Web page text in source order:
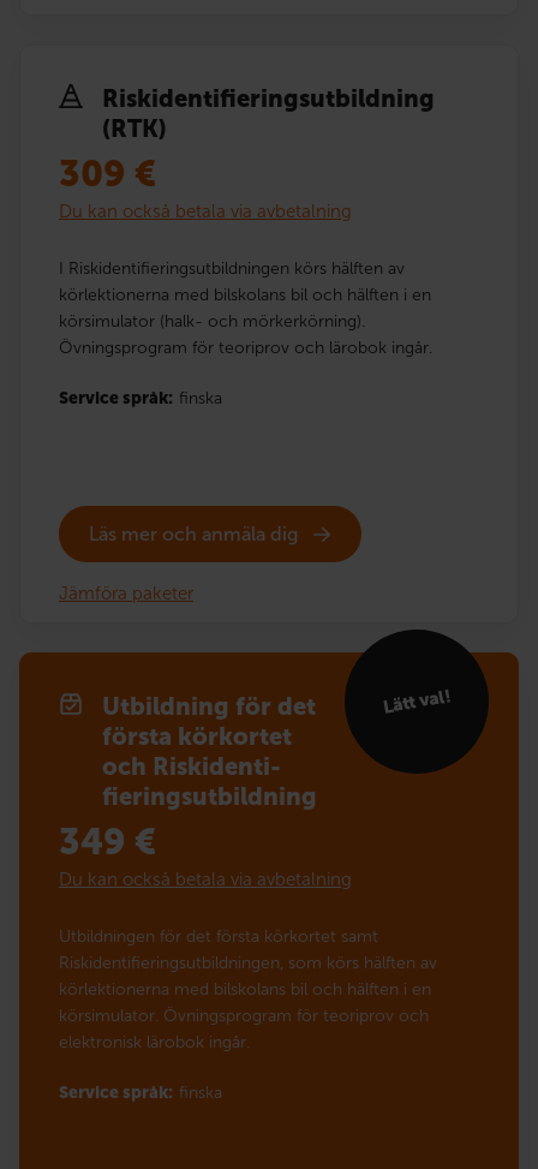
Risk­identi­fierings­utbildning
(RTK)
309 €
Du kan också betala via avbetalning
I Riskidentifieringsutbildningen körs hälften av
körlektionerna med bilskolans bil och hälften i en
körsimulator (halk- och mörkerkörning).
Övningsprogram för teoriprov och lärobok ingår.
Service språk: finska
Läs mer och anmäla dig
Jämföra paketer
Utbildning för det
första körkortet
och Risk­identi­
fierings­utbildning
Lätt val!
349 €
Du kan också betala via avbetalning
Utbildningen för det första körkortet samt
Riskidentifieringsutbildningen, som körs hälften av
körlektionerna med bilskolans bil och hälften i en
körsimulator. Övningsprogram för teoriprov och
elektronisk lärobok ingår.
Service språk: finska